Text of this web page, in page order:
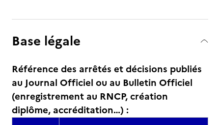
Base légale
Référence des arrêtés et décisions publiés
au Journal Officiel ou au Bulletin Officiel
(enregistrement au RNCP, création
diplôme, accréditation…) :